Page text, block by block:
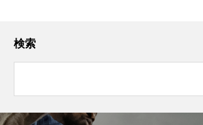
検索